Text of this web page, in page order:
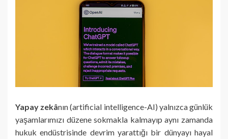
Yapay zekânın (artificial intelligence-AI) yalnızca günlük
yaşamlarımızı düzene sokmakla kalmayıp aynı zamanda
hukuk endüstrisinde devrim yarattığı bir dünyayı hayal